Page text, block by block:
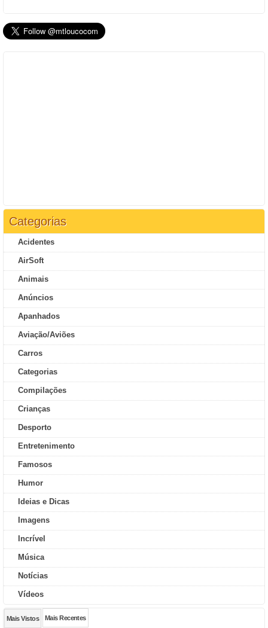
Categorias
Acidentes
AirSoft
Animais
Anúncios
Apanhados
Aviação/Aviões
Carros
Categorias
Compilações
Crianças
Desporto
Entretenimento
Famosos
Humor
Ideias e Dicas
Imagens
Incrível
Música
Notícias
Vídeos
Mais Vistos Mais Recentes